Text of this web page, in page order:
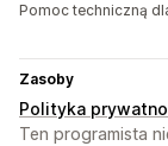
Pomoc techniczną
Zasoby
Polityka
Ten programista